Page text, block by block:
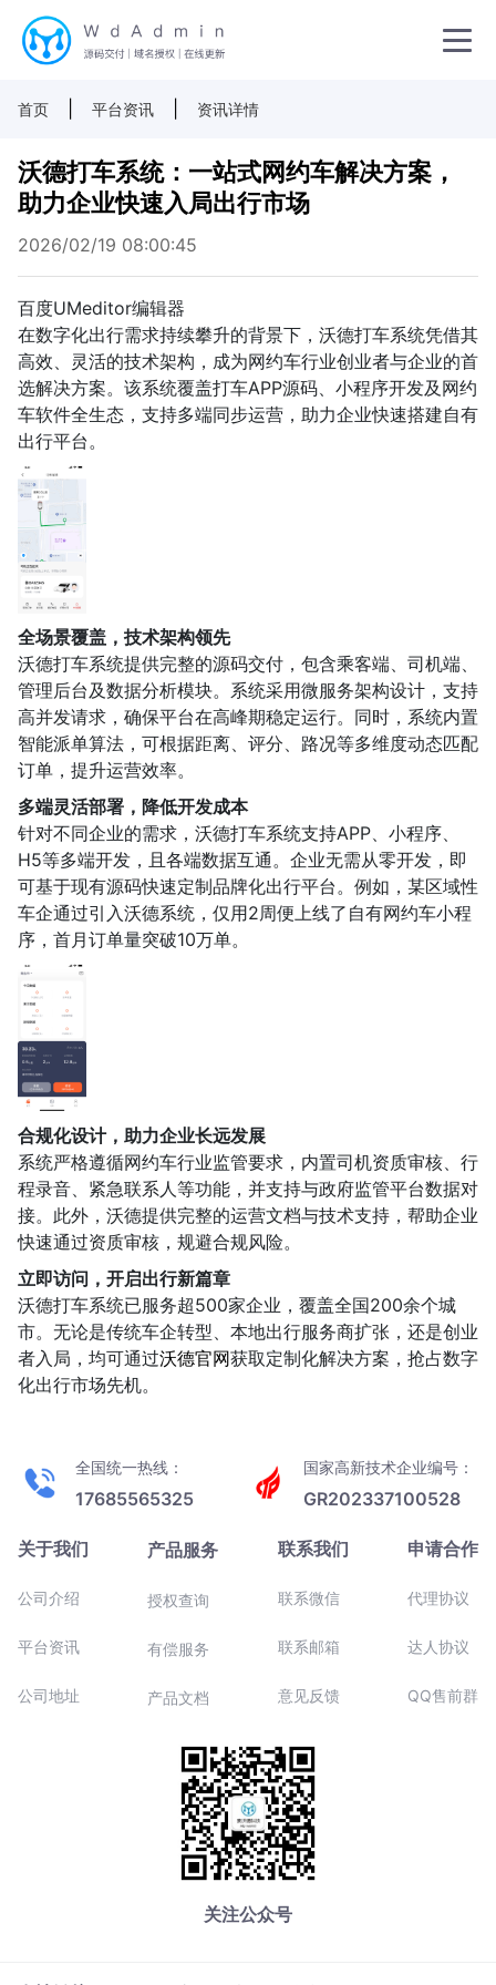
首页 平台资讯 资讯详情
沃德打车系统：一站式网约车解决方案，
助力企业快速入局出行市场
2026/02/19 08:00:45
百度UMeditor编辑器
在数字化出行需求持续攀升的背景下，沃德打车系统凭借其
高效、灵活的技术架构，成为网约车行业创业者与企业的首
选解决方案。该系统覆盖打车APP源码、小程序开发及网约
车软件全生态，支持多端同步运营，助力企业快速搭建自有
出行平台。
全场景覆盖，技术架构领先
沃德打车系统提供完整的源码交付，包含乘客端、司机端、
管理后台及数据分析模块。系统采用微服务架构设计，支持
高并发请求，确保平台在高峰期稳定运行。同时，系统内置
智能派单算法，可根据距离、评分、路况等多维度动态匹配
订单，提升运营效率。
多端灵活部署，降低开发成本
针对不同企业的需求，沃德打车系统支持APP、小程序、
H5等多端开发，且各端数据互通。企业无需从零开发，即
可基于现有源码快速定制品牌化出行平台。例如，某区域性
车企通过引入沃德系统，仅用2周便上线了自有网约车小程
序，首月订单量突破10万单。
合规化设计，助力企业长远发展
系统严格遵循网约车行业监管要求，内置司机资质审核、行
程录音、紧急联系人等功能，并支持与政府监管平台数据对
接。此外，沃德提供完整的运营文档与技术支持，帮助企业
快速通过资质审核，规避合规风险。
立即访问，开启出行新篇章
沃德打车系统已服务超500家企业，覆盖全国200余个城
市。无论是传统车企转型、本地出行服务商扩张，还是创业
者入局，均可通过沃德官网获取定制化解决方案，抢占数字
化出行市场先机。
全国统一热线：
17685565325
国家高新技术企业编号：
GR202337100528
关于我们
公司介绍
平台资讯
公司地址
产品服务
授权查询
有偿服务
产品文档
联系我们
联系微信
联系邮箱
意见反馈
申请合作
代理协议
达人协议
QQ售前群
关注公众号